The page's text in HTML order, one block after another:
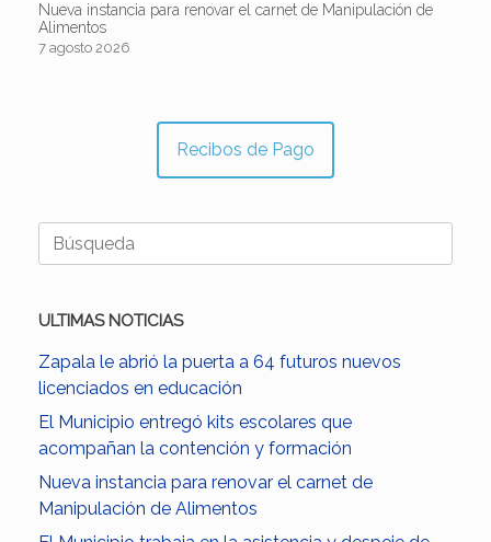
Nueva instancia para renovar el carnet de Manipulación de
Alimentos
7 agosto 2026
Recibos de Pago
Buscar:
ULTIMAS NOTICIAS
Zapala le abrió la puerta a 64 futuros nuevos
licenciados en educación
El Municipio entregó kits escolares que
acompañan la contención y formación
Nueva instancia para renovar el carnet de
Manipulación de Alimentos